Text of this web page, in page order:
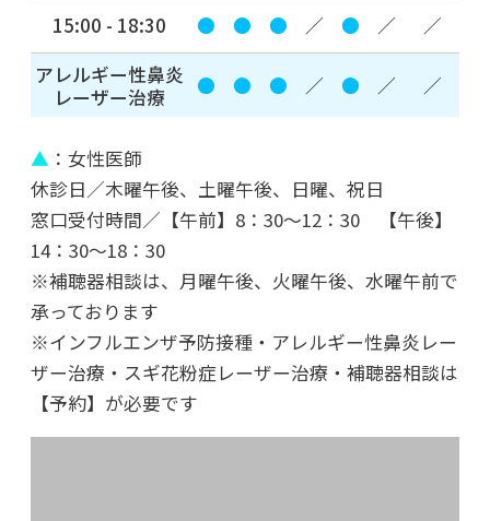
3月3日の世界に
2022年01月31日
横浜キッド
2022年01月14日
2022年 新年のご挨拶
2021年のブログ
2021年11月29日
日々是好日
2021年09月10日
15:00 - 18:30 ● ● ● ／ ● ／
／
アレルギー性鼻炎
レーザー治療
● ● ● ／ ● ／ ／
▲ ：女性医師
休診日／木曜午後、土曜午後、日曜、祝日
窓口受付時間／【午前】8：30～12：30 【午後】
14：30～18：30
※補聴器相談は、月曜午後、火曜午後、水曜午前で
承っております
※インフルエンザ予防接種・アレルギー性鼻炎レー
ザー治療・スギ花粉症レーザー治療・補聴器相談は
【予約】が必要です